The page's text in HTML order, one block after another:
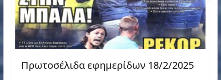
Πρωτοσέλιδα εφημερίδων 18/2/2025